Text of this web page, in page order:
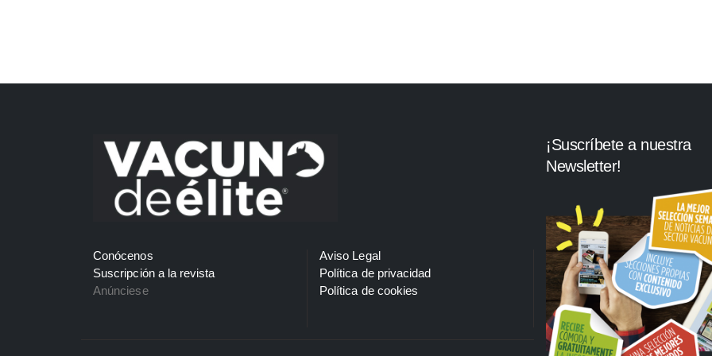
Conócenos
Suscripción a la revista
Anúnciese
Aviso Legal
Política de privacidad
Política de cookies
¡Suscríbete a nuestra
Newsletter!